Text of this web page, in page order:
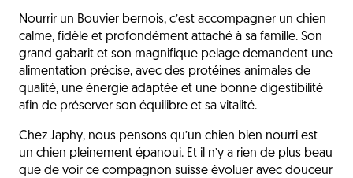
Nourrir un Bouvier bernois, c’est accompagner un chien
calme, fidèle et profondément attaché à sa famille. Son
grand gabarit et son magnifique pelage demandent une
alimentation précise, avec des protéines animales de
qualité, une énergie adaptée et une bonne digestibilité
afin de préserver son équilibre et sa vitalité.
Chez Japhy, nous pensons qu’un chien bien nourri est
un chien pleinement épanoui. Et il n’y a rien de plus beau
que de voir ce compagnon suisse évoluer avec douceur